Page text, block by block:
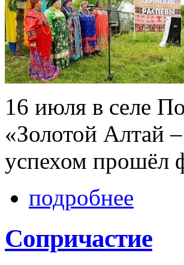
16 июля в селе
«Золотой Алтай
успехом прошёл
подробнее
Сопричастие